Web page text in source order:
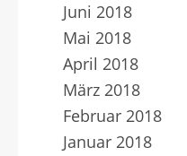
Juni 2018
Mai 2018
April 2018
März 2018
Februar 2018
Januar 2018